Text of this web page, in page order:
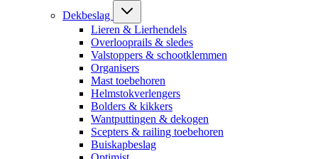
Dekbeslag
Lieren & Lierhendels
Overlooprails & sledes
Valstoppers & schootklemmen
Organisers
Mast toebehoren
Helmstokverlengers
Bolders & kikkers
Wantputtingen & dekogen
Scepters & railing toebehoren
Buiskapbeslag